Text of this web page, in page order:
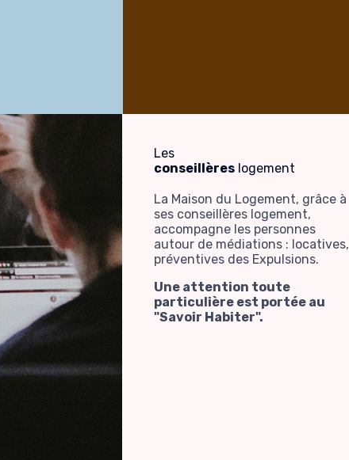
Les
conseillères logement
La Maison du Logement, grâce à
ses conseillères logement,
accompagne les personnes
autour de médiations : locatives,
préventives des Expulsions.
Une attention toute
particulière est portée au
"Savoir Habiter".